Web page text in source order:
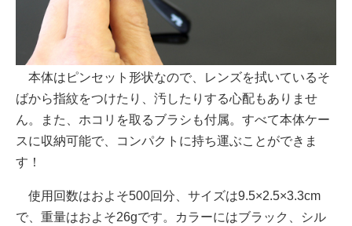
本体はピンセット形状なので、レンズを拭いているそ
ばから指紋をつけたり、汚したりする心配もありませ
ん。また、ホコリを取るブラシも付属。すべて本体ケー
スに収納可能で、コンパクトに持ち運ぶことができま
す！
使用回数はおよそ500回分、サイズは9.5×2.5×3.3cm
で、重量はおよそ26gです。カラーにはブラック、シル